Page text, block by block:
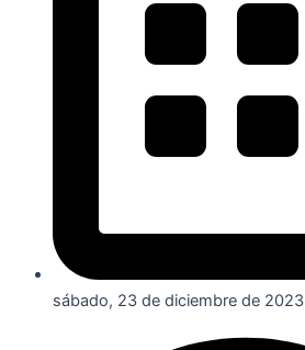
sábado, 23 de diciembre de 2023